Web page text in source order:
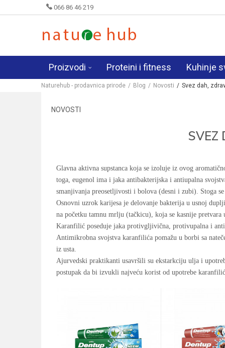
066 86 46 219
Proizvodi Proteini i fitness Kuhinje
Naturehub - prodavnica prirode Blog Novosti Svez dah,
NOVOSTI
SVEZ
Glavna aktivna supstanca koja se izoluje iz ovog
toga, eugenol ima i jaka antibakterijska i antiupalna
smanjivanja preosetljivosti i bolova (desni i zubi). Stoga
Osnovni uzrok karijesa je delovanje bakterija u usnoj
na početku tamnu mrlju (tačkicu), koja se kasnije
Karanfilić poseduje jaka protivgljivična, protivupalna i
Antimikrobna svojstva karanfilića pomažu u borbi sa
iz usta.
Ajurvedski praktikanti usavršili su ekstarkciju ulja i
postupak da bi izvukli najveću korist od upotrebe